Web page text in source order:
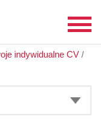
indywidualne CV /